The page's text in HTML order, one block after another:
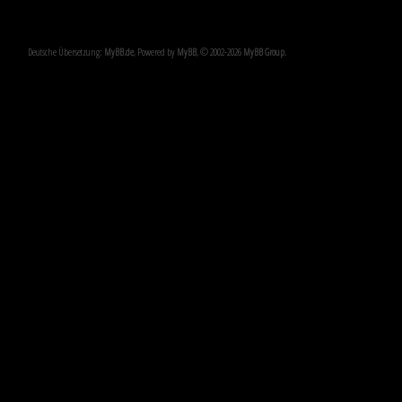
Deutsche Übersetzung: MyBB.de, Powered by MyBB, © 2002-2026 MyBB Group.